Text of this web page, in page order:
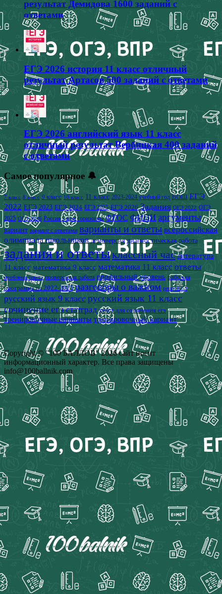
результат Демидова 1600 заданий с
ответами
ЕГЭ 2026 история 11 класс отличный
результат Артасов 500 заданий с ответами
ЕГЭ 2026 английский язык 11 класс
отличный результат Вербицкая 400 заданий
с ответами
Самое популярное 🔔
7 класс 8 класс 9 класс 10 класс 11 класс 2023-2024 учебный год ВОШ ЕГЭ
2022 ЕГЭ 2023 ЕГЭ 2024 ЕГЭ 2025 ЕГЭ 2026 Задания ОГЭ 2022 ОГЭ
2025 ОГЭ 2026 Россия - мои горизонты ФГОС ФИПИ аргументы
вариант вариант с ответами варианты и ответы всероссийская
олимпиада школьников демоверсия диагностическая работа
задания и ответыклассный час литература
11 класс математика 9 класс математика 11 класс ответы
проблема текста проверочная работа профильный уровень рабочая
программа на 2022-2023 разговоры о важном решу ЕГЭ
русский язык 9 класс русский язык 11 класс
сочинение егэ статград текст для сочинения егэ
тренировочные варианты тренировочный вариант
Copyright © "100 БАЛЛОВ" 2026 сайт носит
информационный характер. Все права защищены
info@100ballnik.com